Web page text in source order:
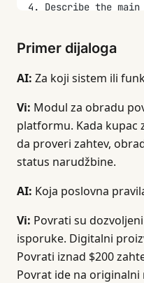
4. Describe the
5. What business
6. What happens
7. What data does
8. Does the
9. What are the
10. How will you
After collecting all
# FRD — [System
Primer dijaloga
AI: Za koji sistem ili
Vi: Modul za obradu
platformu. Kada kupac
da proveri zahtev,
status narudžbine.
AI: Koja poslovna
Vi: Povrati su
isporuke. Digitalni
Povrati iznad $200
Povrat ide na originalni